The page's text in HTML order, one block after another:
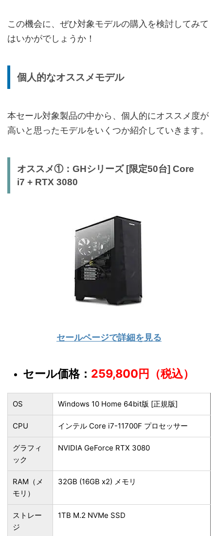
この機会に、ぜひ対象モデルの購入を検討してみて
はいかがでしょうか！
個人的なオススメモデル
本セール対象製品の中から、個人的にオススメ度が
高いと思ったモデルをいくつか紹介していきます。
オススメ①：GHシリーズ [限定50台] Core
i7 + RTX 3080
セールページで詳細を見る
セール価格： 259,800円（税込）
OS Windows 10 Home 64bit版 [正規版]
CPU インテル Core i7-11700F プロセッサー
グラフィ
ック
NVIDIA GeForce RTX 3080
RAM（メ
モリ）
32GB (16GB x2) メモリ
ストレー
ジ
1TB M.2 NVMe SSD